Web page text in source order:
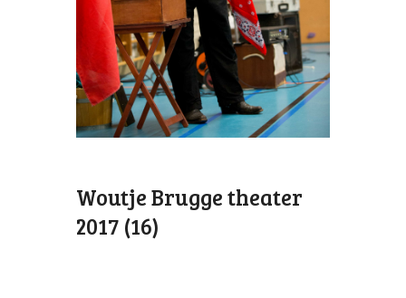
Woutje Brugge theater
2017 (16)